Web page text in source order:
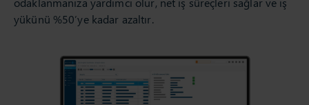
yükünü %50’ye kadar azaltır.